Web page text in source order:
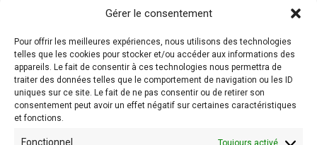
Gérer le consentement
Pour offrir les meilleures expériences, nous utilisons des technologies
telles que les cookies pour stocker et/ou accéder aux informations des
appareils. Le fait de consentir à ces technologies nous permettra de
traiter des données telles que le comportement de navigation ou les ID
uniques sur ce site. Le fait de ne pas consentir ou de retirer son
consentement peut avoir un effet négatif sur certaines caractéristiques
et fonctions.
Fonctionnel Toujours activé
Coffret Cazi’elle
LIRE LA SUITE
Objets liés au travail de la mine
LIRE LA SUITE